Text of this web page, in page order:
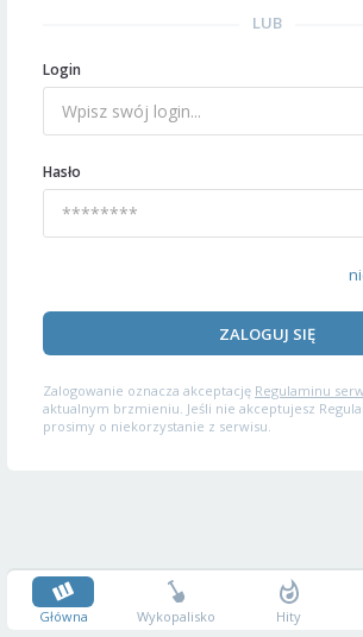
LUB
Login
Hasło
ZALOGUJ SIĘ
Zalogowanie oznacza akceptację Regulaminu
aktualnym brzmieniu. Jeśli nie akceptujesz
prosimy o niekorzystanie z serwisu.
Główna Wykopalisko Hity